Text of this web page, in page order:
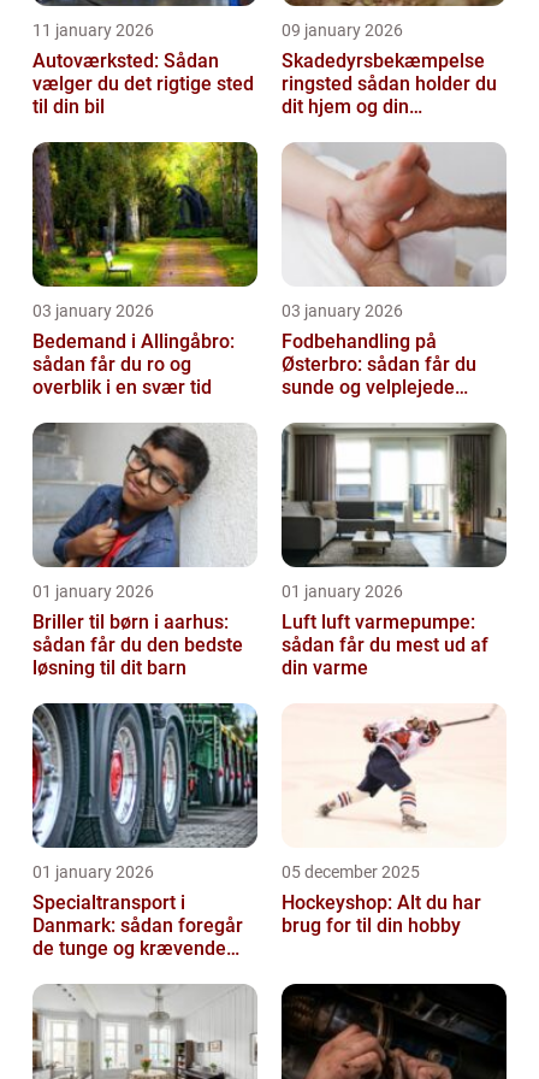
11 january 2026
Autoværksted: Sådan
vælger du det rigtige sted
til din bil
09 january 2026
Skadedyrsbekæmpelse
ringsted sådan holder du
dit hjem og din
gæster
03 january 2026
Bedemand i Allingåbro:
sådan får du ro og
overblik i en svær tid
03 january 2026
Fodbehandling på
Østerbro: sådan får du
sunde og velplejede
01 january 2026
Briller til børn i aarhus:
sådan får du den bedste
løsning til dit barn
01 january 2026
Luft luft varmepumpe:
sådan får du mest ud af
din varme
01 january 2026
Specialtransport i
Danmark: sådan foregår
de tunge og krævende
05 december 2025
Hockeyshop: Alt du har
brug for til din hobby